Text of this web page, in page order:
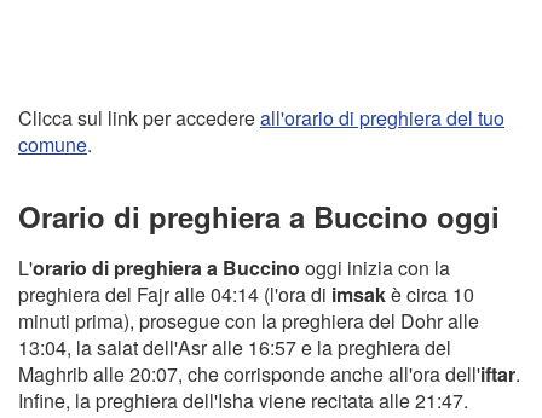
Clicca sul link per accedereall'orario di preghiera del tuo
comune.
Orario di preghiera a Buccino oggi
L'orario di preghiera a Buccino oggi inizia con la
preghiera del Fajr alle 04:14 (l'ora di imsakè circa 10
minuti prima), prosegue con la preghiera del Dohr alle
13:04, la salat dell'Asr alle 16:57 e la preghiera del
Maghrib alle 20:07, che corrisponde anche all'ora dell'iftar.
Infine, la preghiera dell'Isha viene recitata alle 21:47.